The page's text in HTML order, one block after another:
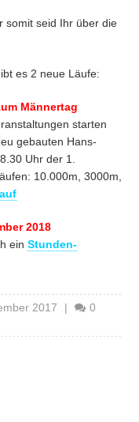
somit seid Ihr über die
es 2 neue Läufe:
Männertag
starten
gebauten Hans-
Uhr der 1.
10.000m, 3000m,
2018
ein Stunden-
2017 |
0